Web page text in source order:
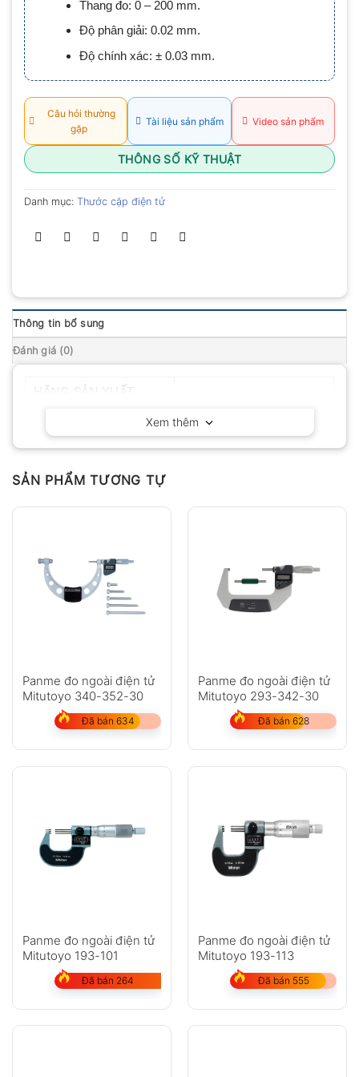
0.0
5
sao
Thang đo: 0 – 200 mm.
Độ phân giải: 0.02 mm.
Độ chính xác: ± 0.03 mm.
Câu hỏi thường
gặp
Tài liệu sản phẩm Video sản phẩm
THÔNG SỐ KỸ THUẬT
Danh mục: Thước cặp điện tử
Thông tin bổ sung
Đánh giá (0)
Xem thêm
SẢN PHẨM TƯƠNG TỰ
Panme đo ngoài điện tử
Mitutoyo 340-352-30
Đã bán 634
Panme đo ngoài điện tử
Mitutoyo 293-342-30
Đã bán 628
Panme đo ngoài điện tử
Mitutoyo 193-101
Đã bán 264
Panme đo ngoài điện tử
Mitutoyo 193-113
Đã bán 555